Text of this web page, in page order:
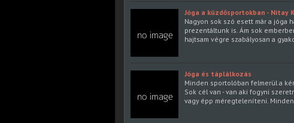
Jóga a küzdősportokban - Nitay
Nagyon sok szó esett már a jóga
prezentáltunk is. Ám sok
hajtsam végre szabályosan a
Jóga és táplálkozás
Minden sportolóban felmerül a
Sok cél van - van aki fogyni
vagy épp méregteleníteni.